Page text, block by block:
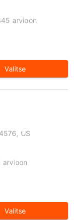
arvioon
Valitse
US
arvioon
Valitse